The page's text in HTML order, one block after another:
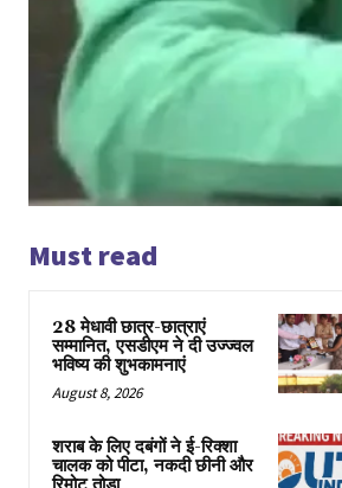
Must read
28 मेधावी छात्र-छात्राएं
सम्मानित, एसडीएम ने दी उज्ज्वल
भविष्य की शुभकामनाएं
August 8, 2026
शराब के लिए दबंगों ने ई-रिक्शा
चालक को पीटा, नकदी छीनी और